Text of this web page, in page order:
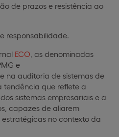
de prazos e resistência ao
responsabilidade.
ECO , as denominadas
e
na auditoria de sistemas de
tendência que reflete a
sistemas empresariais e a
capazes de aliarem
no contexto da